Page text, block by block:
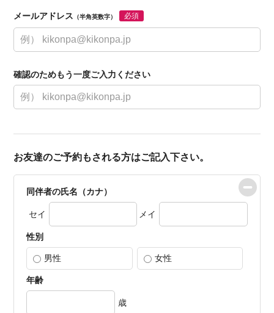
メールアドレス （半角英数字） 必須
確認のためもう一度ご入力ください
お友達のご予約もされる方はご記入下さい。
同伴者の氏名（カナ）
セイ メイ
性別
男性 女性
年齢
歳